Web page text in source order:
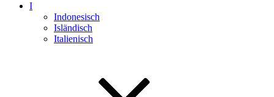
I
Indonesisch
Isländisch
Italienisch